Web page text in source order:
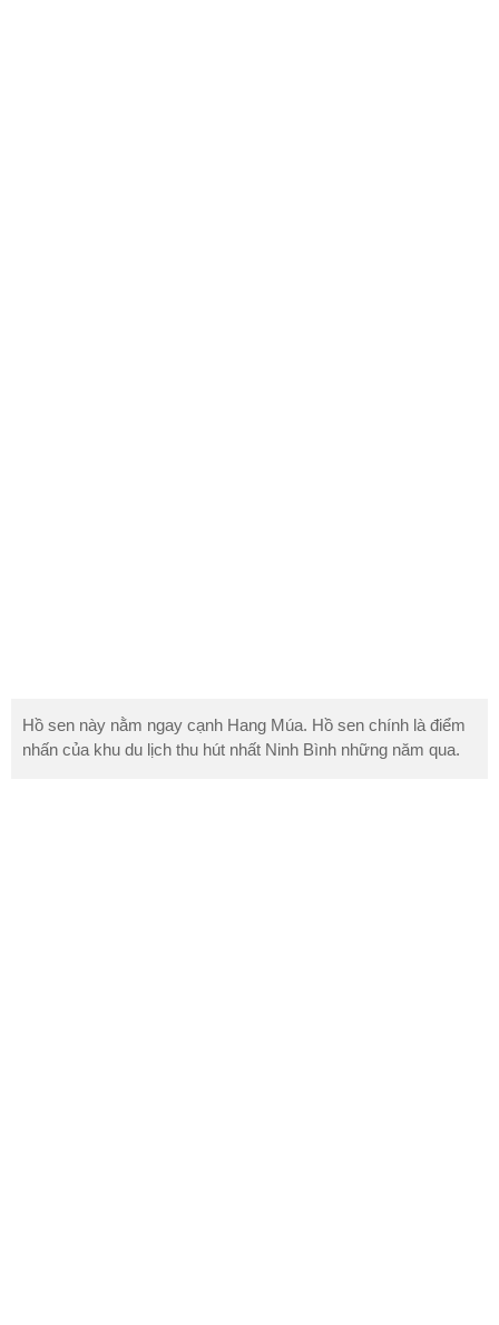
Hồ sen này nằm ngay cạnh Hang Múa. Hồ sen chính là điểm
nhấn của khu du lịch thu hút nhất Ninh Bình những năm qua.